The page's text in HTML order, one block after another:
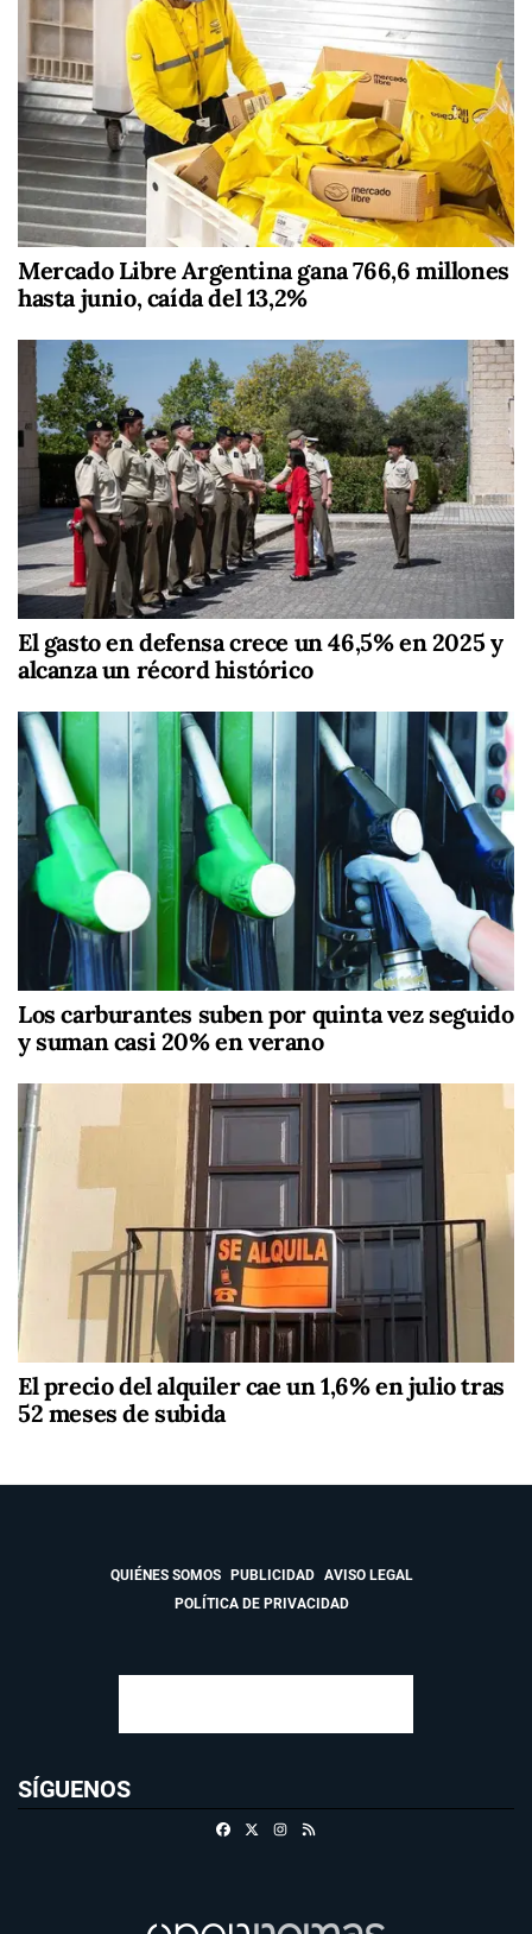
Mercado Libre Argentina gana 766,6 millones
hasta junio, caída del 13,2%
El gasto en defensa crece un 46,5% en 2025 y
alcanza un récord histórico
Los carburantes suben por quinta vez seguido
y suman casi 20% en verano
El precio del alquiler cae un 1,6% en julio tras
52 meses de subida
QUIÉNES SOMOS PUBLICIDAD
AVISO LEGAL
POLÍTICA DE PRIVACIDAD
SÍGUENOS
FacebookInstagram